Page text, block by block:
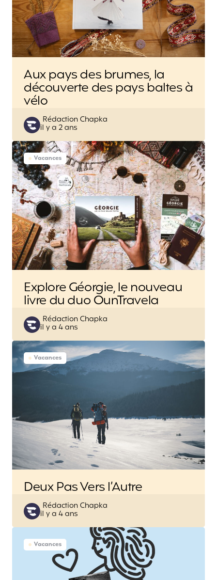
Aux pays des brumes, la
découverte des pays baltes à
vélo
Posted
by
Rédaction Chapka
il y a 2 ans
Vacances
Explore Géorgie, le nouveau
livre du duo OunTravela
Posted
by
Rédaction Chapka
il y a 4 ans
Vacances
Deux Pas Vers l’Autre
Posted
by
Rédaction Chapka
il y a 4 ans
Vacances